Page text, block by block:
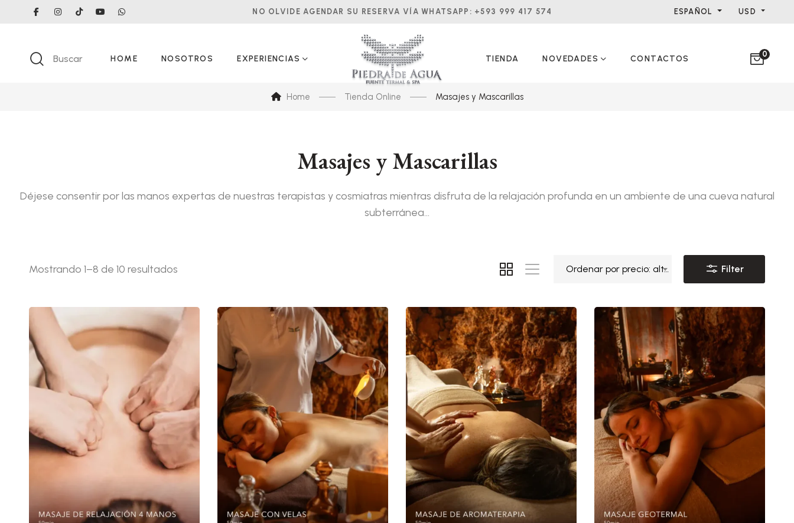
NO OLVIDE AGENDAR SU RESERVA VÍA WHATSAPP: +593 999 417 574 ESPAÑOL USD
Buscar HOME NOSOTROS EXPERIENCIAS TIENDA NOVEDADES CONTACTOS 0
Home Tienda Online Masajes y Mascarillas
Masajes y Mascarillas
Déjese consentir por las manos expertas de nuestras terapistas y cosmiatras mientras disfruta de la relajación profunda en un ambiente de una cueva natural
subterránea…
Mostrando 1–8 de 10 resultadosOrdenado
alto
a
Ordenar por precio: alto a bajo Filter